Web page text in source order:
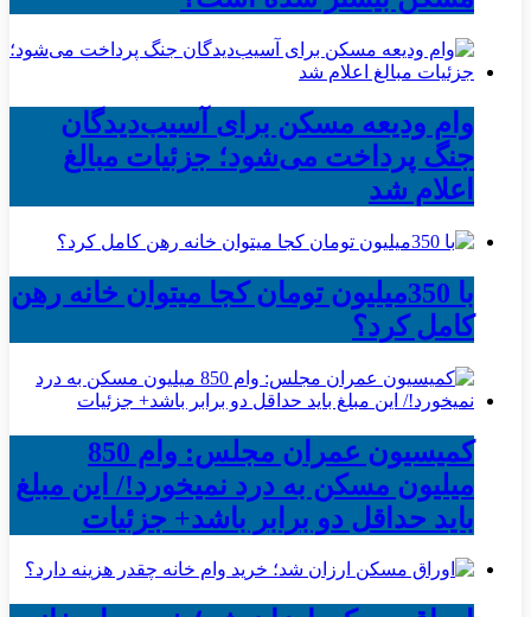
وام ودیعه مسکن برای آسیب‌دیدگان
جنگ پرداخت می‌شود؛ جزئیات مبالغ
اعلام شد
با 350میلیون تومان کجا میتوان خانه رهن
کامل کرد؟
کمیسیون عمران مجلس: وام 850
میلیون مسکن به درد نمیخورد!/ این مبلغ
باید حداقل دو برابر باشد+ جزئیات